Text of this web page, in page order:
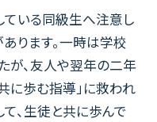
いる同級生へ注意し
ります。一時は学校
が、友人や翌年の二年
に歩む指導」に救われ
、生徒と共に歩んで